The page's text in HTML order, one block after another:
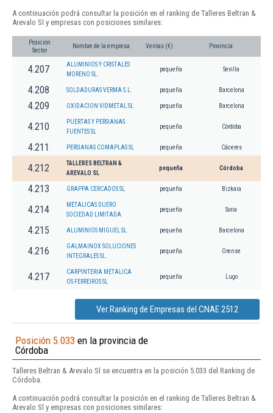
A continuación podrá consultar la posición en el ranking de Talleres Beltran &
Arevalo Sl y empresas con posiciones similares:
Posición
Sector
Nombre de la empresa Ventas (€) Provincia
4.207
ALUMINIOS Y CRISTALES
MORENO SL.
pequeña Sevilla
4.208 SOLDADURAS VERMA S.L. pequeña Barcelona
4.209 OXIDACION VIDMETAL SL pequeña Barcelona
4.210
PUERTAS Y PERSIANAS
FUENTES SL
pequeña Córdoba
4.211 PERSIANAS COMAPLAS SL pequeña Cáceres
4.212
TALLERES BELTRAN &
AREVALO SL
pequeña Córdoba
4.213 GRAPPA CERCADOS SL pequeña Bizkaia
4.214
METALICAS DUERO
SOCIEDAD LIMITADA
pequeña Soria
4.215 ALUMINIOS MIGUEL SL pequeña Barcelona
4.216
GALMAINOX SOLUCIONES
INTEGRALES SL.
pequeña Orense
4.217
CARPINTERIA METALICA
OS FERREIROS SL
pequeña Lugo
Ver Ranking de Empresas del CNAE 2512
Posición 5.033 en la provincia de
Córdoba
Talleres Beltran & Arevalo Sl se encuentra en la posición 5.033 del Ranking de
Córdoba.
A continuación podrá consultar la posición en el ranking de Talleres Beltran &
Arevalo Sl y empresas con posiciones similares: